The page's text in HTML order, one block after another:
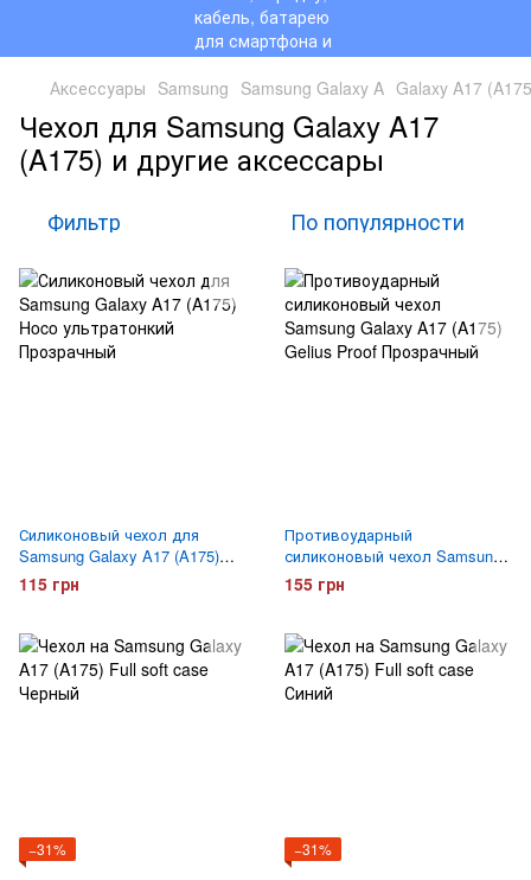
Аксессуары Samsung Samsung Galaxy A Galaxy A17
Чехол для Samsung Galaxy A17
(A175) и другие аксессары
Фильтр По популярности
Силиконовый чехол для
Samsung Galaxy A17 (A175)
Hoco ультратонкий
Прозрачный
115 грн
Противоударный
силиконовый чехол Samsung
Galaxy A17 (A175) Gelius Proof
Прозрачный
155 грн
−31% −31%